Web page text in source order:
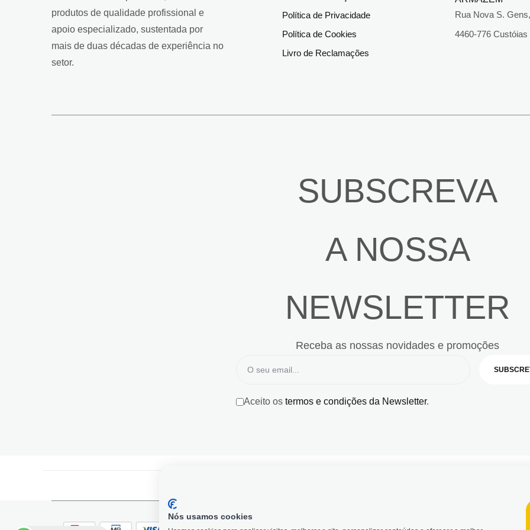
produtos de qualidade profissional e
apoio especializado, sustentada por
mais de duas décadas de experiência no
setor.
Política de Privacidade
Política de Cookies
Livro de Reclamações
Rua Nova S.
4460-776 Custóias
SUBSCREVA
A NOSSA
NEWSLETTER
Receba as nossas novidades e promoções
Aceito os termos e condições da Newsletter.
Nós usamos cookies